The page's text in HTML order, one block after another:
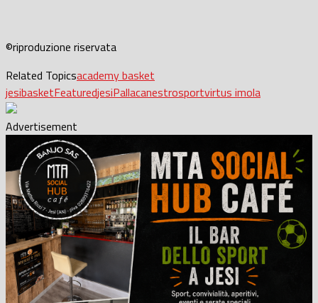
©riproduzione riservata
Related Topicsacademy basket
jesibasketFeaturedjesiPallacanestrosportvirtus imola
Advertisement